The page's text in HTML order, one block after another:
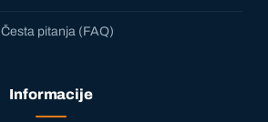
Česta pitanja (FAQ)
Informacije